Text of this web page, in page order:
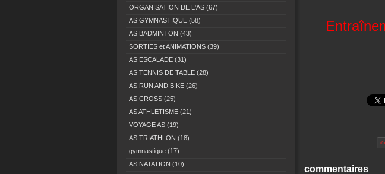
ORGANISATION DE L'AS (67)
AS GYMNASTIQUE (58)
AS BADMINTON (43)
SORTIES et ANIMATIONS (39)
AS ESCALADE (31)
AS TENNIS DE TABLE (28)
AS RUN AND BIKE (26)
AS CROSS (25)
AS ATHLETISME (21)
VOYAGE AS (19)
AS TRIATHLON (18)
gymnastique (17)
AS NATATION (10)
commentaires